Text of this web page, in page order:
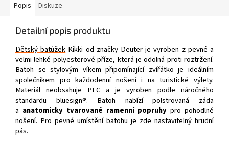
Popis Diskuze
Detailní popis produktu
Dětský batůžek Kikki od značky Deuter je vyroben z pevné a
velmi lehké polyesterové příze, která je odolná proti roztržení.
Batoh se stylovým víkem připomínající zvířátko je ideálním
společníkem pro každodenní nošení i na turistické výlety.
Materiál neobsahuje PFC a je vyroben podle náročného
standardu bluesign®. Batoh nabízí polstrovaná záda
a anatomicky tvarované ramenní popruhy pro pohodlné
nošení. Pro pevné umístění batohu je zde nastavitelný hrudní
pás.